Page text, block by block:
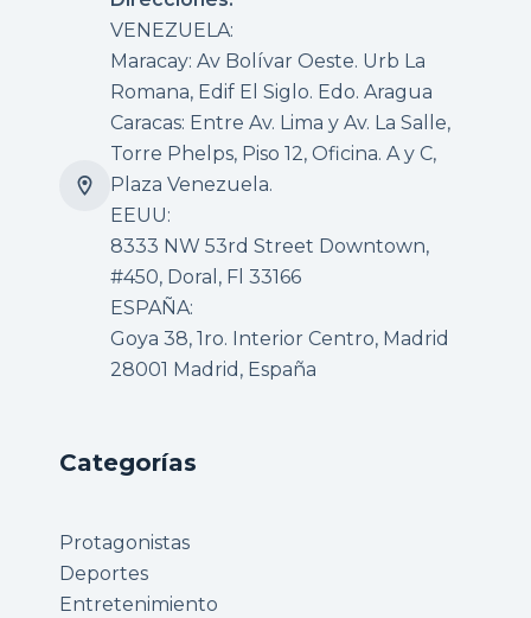
VENEZUELA:
Maracay: Av Bolívar Oeste. Urb La
Romana, Edif El Siglo. Edo. Aragua
Caracas: Entre Av. Lima y Av. La Salle,
Torre Phelps, Piso 12, Oficina. A y C,
Plaza Venezuela.
EEUU:
8333 NW 53rd Street Downtown,
#450, Doral, Fl 33166
ESPAÑA:
Goya 38, 1ro. Interior Centro, Madrid
28001 Madrid, España
Categorías
Protagonistas
Deportes
Entretenimiento